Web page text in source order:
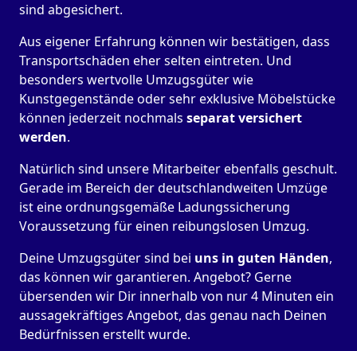
sind abgesichert.
Aus eigener Erfahrung können wir bestätigen, dass
Transportschäden eher selten eintreten. Und
besonders wertvolle Umzugsgüter wie
Kunstgegenstände oder sehr exklusive Möbelstücke
können jederzeit nochmals separat versichert
werden.
Natürlich sind unsere Mitarbeiter ebenfalls geschult.
Gerade im Bereich der deutschlandweiten Umzüge
ist eine ordnungsgemäße Ladungssicherung
Voraussetzung für einen reibungslosen Umzug.
Deine Umzugsgüter sind bei uns in guten Händen,
das können wir garantieren. Angebot? Gerne
übersenden wir Dir innerhalb von nur 4 Minuten ein
aussagekräftiges Angebot, das genau nach Deinen
Bedürfnissen erstellt wurde.